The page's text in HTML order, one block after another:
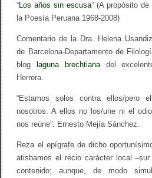
“Los años sin escusa” (A propósito
la Poesía Peruana 1968-2008)
Comentario de la Dra. Helena
de Barcelona-Departamento de
blog
laguna brechtianadel
Herrera.
“Estamos solos contra ellos/pero
nosotros. A ellos no los/une ni el
nos reúne”. Ernesto Mejía Sánchez.
Reza el epígrafe de dicho
atisbamos el recio carácter local
contenido; aunque, de modo